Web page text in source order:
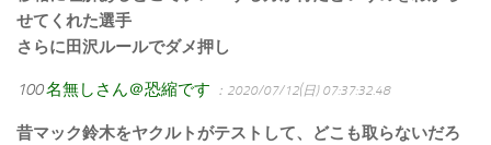
せてくれた選手
さらに田沢ルールでダメ押し
100名無しさん＠恐縮です ：2020/07/12(日) 07:37:32.48
昔マック鈴木をヤクルトがテストして、どこも取らないだろ